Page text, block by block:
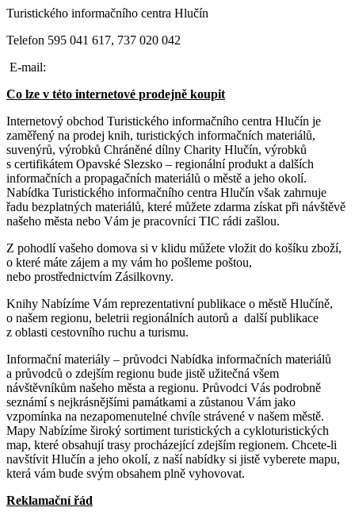
Turistického informačního centra Hlučín
Telefon 595 041 617, 737 020 042
E-mail:
Co lze v této internetové prodejně koupit
Internetový obchod Turistického informačního centra Hlučín je
zaměřený na prodej knih, turistických informačních materiálů,
suvenýrů, výrobků Chráněné dílny Charity Hlučín, výrobků
s certifikátem Opavské Slezsko – regionální produkt a dalších
informačních a propagačních materiálů o městě a jeho okolí.
Nabídka Turistického informačního centra Hlučín však zahrnuje
řadu bezplatných materiálů, které můžete zdarma získat při návštěvě
našeho města nebo Vám je pracovníci TIC rádi zašlou.
Z pohodlí vašeho domova si v klidu můžete vložit do košíku zboží,
o které máte zájem a my vám ho pošleme poštou,
nebo prostřednictvím Zásilkovny.
Knihy Nabízíme Vám reprezentativní publikace o městě Hlučíně,
o našem regionu, beletrii regionálních autorů a další publikace
z oblasti cestovního ruchu a turismu.
Informační materiály – průvodci Nabídka informačních materiálů
a průvodců o zdejším regionu bude jistě užitečná všem
návštěvníkům našeho města a regionu. Průvodci Vás podrobně
seznámí s nejkrásnějšími památkami a zůstanou Vám jako
vzpomínka na nezapomenutelné chvíle strávené v našem městě.
Mapy Nabízíme široký sortiment turistických a cykloturistických
map, které obsahují trasy procházející zdejším regionem. Chcete-li
navštívit Hlučín a jeho okolí, z naší nabídky si jistě vyberete mapu,
která vám bude svým obsahem plně vyhovovat.
Reklamační řád